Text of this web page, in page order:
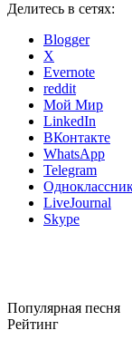
Делитесь в сетях:
Blogger
X
Evernote
reddit
Мой Мир
LinkedIn
ВКонтакте
WhatsApp
Telegram
LiveJournal
Skype
Популярная песня
Рейтинг